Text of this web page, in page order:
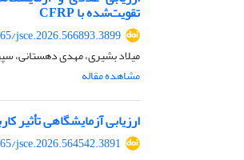
‏تقویت‌شده با ‏CFRP
jsce.2026.566893.3899
میلاد بشیری، مهدی دهستانی،
مشاهده مقاله
ارزیابی آزمایشگاهی تأثیر
jsce.2026.564542.3891